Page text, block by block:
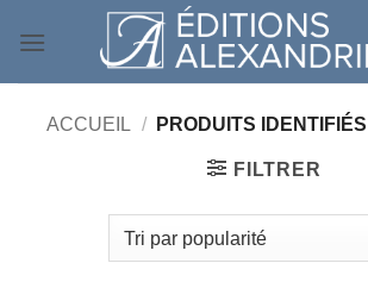
ACCUEIL / PRODUITS
FILTRER